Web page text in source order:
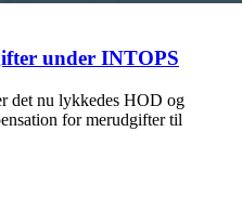
under INTOPS
det nu lykkedes HOD og
for merudgifter til